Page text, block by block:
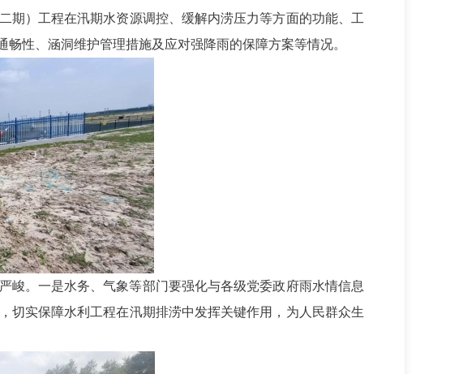
期）工程在汛期水资源调控、缓解内涝压力等方面的功能、工
性、涵洞维护管理措施及应对强降雨的保障方案等情况。
峻。一是水务、气象等部门要强化与各级党委政府雨水情信息
切实保障水利工程在汛期排涝中发挥关键作用，为人民群众生